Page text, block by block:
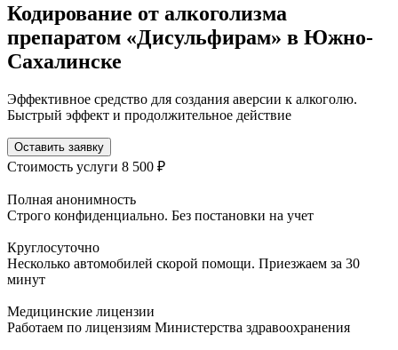
Кодирование от алкоголизма
препаратом «Дисульфирам» в Южно-
Сахалинске
Эффективное средство для создания аверсии к алкоголю.
Быстрый эффект и продолжительное действие
Оставить заявку
Стоимость услуги 8 500 ₽
Полная анонимность
Строго конфиденциально. Без постановки на учет
Круглосуточно
Несколько автомобилей скорой помощи. Приезжаем за 30
минут
Медицинские лицензии
Работаем по лицензиям Министерства здравоохранения